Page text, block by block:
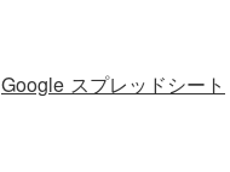
Google スプレッドシート